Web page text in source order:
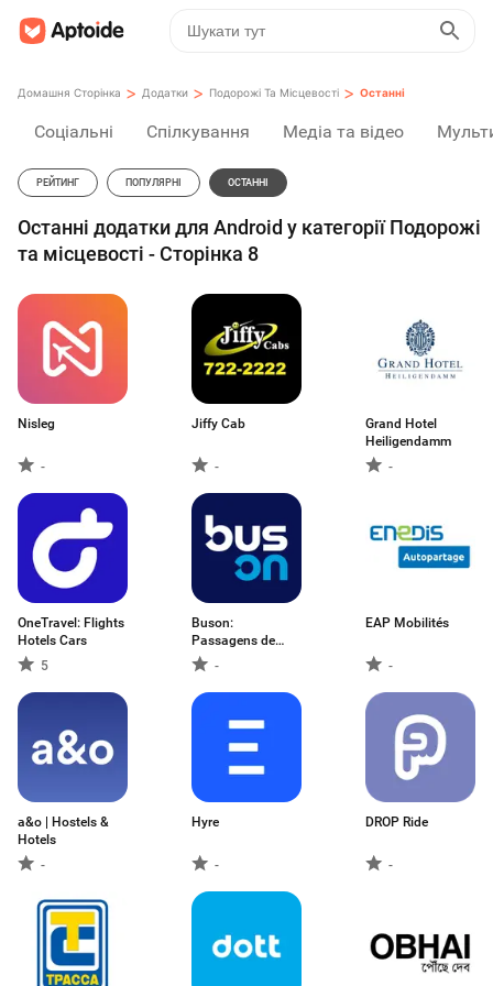
Домашня Сторінка > Додатки > Подорожі Та Місцевості > Останні
Соціальні Спілкування Медіа та відео
РЕЙТИНГ ПОПУЛЯРНІ ОСТАННІ
Останні додатки для Android у категорії Подорожі
та місцевості - Сторінка 8
Nisleg
-
Jiffy Cab
-
Grand Hotel
Heiligendamm
-
OneTravel: Flights
Hotels Cars
5
Buson:
Passagens de
ônibus
-
EAP Mobilités
-
a&o | Hostels &
Hotels
-
Hyre
-
DROP Ride
-